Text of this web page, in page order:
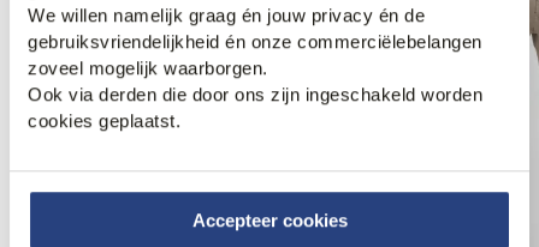
We willen namelijk graag én jouw privacy én de
gebruiksvriendelijkheid én onze commerciëlebelangen
zoveel mogelijk waarborgen.
Ook via derden die door ons zijn ingeschakeld worden
cookies geplaatst.
Accepteer cookies